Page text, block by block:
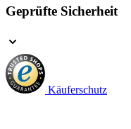
Geprüfte Sicherheit
Käuferschutz